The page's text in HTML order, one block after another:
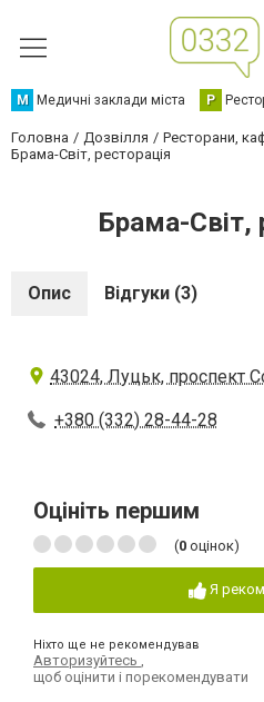
М Медичні заклади міста Р
Головна Дозвілля Ресторани,
Брама-Світ, ресторація
Брама-Світ,
Опис Відгуки (3)
43024, Луцьк, проспект
+380 (332) 28-44-28
Оцініть першим
(0 оцінок)
Я
Ніхто ще не рекомендував
Авторизуйтесь
щоб оцінити і порекомендувати